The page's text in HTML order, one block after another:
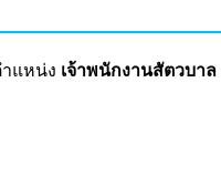
แหน่ง เจ้าพนักงานสัตวบาล